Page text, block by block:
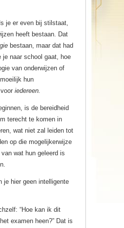
je er even bij stilstaat,
heeft bestaan. Dat
bestaan, maar dat had
je naar school gaat, hoe
van onderwijzen of
hun
iedereen.
is de bereidheid
terecht te komen in
wat niet zal leiden tot
op die mogelijkerwijze
wat hun geleerd is
je hier geen intelligente
“Hoe kan ik dit
examen heen?” Dat is